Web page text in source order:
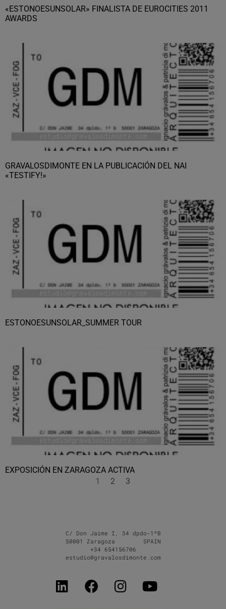
«ESTONOESUNSOLAR» FINALISTA DE EUROCITIES 2011
AWARDS
GRAVALOSDIMONTE EN LA PUBLICACIÓN DEL NAI
«TESTIFY!»
ESTONOESUNSOLAR_SUMMER TOUR
EXPOSICIÓN EN ZARAGOZA ACTIVA
1 2 3
C/ Don Jaime I, 34 dpdo-1ºB
50001 Zaragoza SPAIN
+34 654156706
estudio@gravalosdimonte.com